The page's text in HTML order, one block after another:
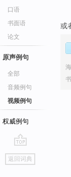
口语
书面语
论文
原声例句
全部
音频例句
视频例句
权威例句
go
top
返回词典
或